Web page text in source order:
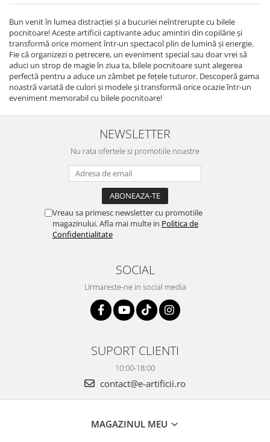
Bun venit în lumea distracției și a bucuriei neîntrerupte cu bilele
pocnitoare! Aceste artificii captivante aduc amintiri din copilărie și
transformă orice moment într-un spectacol plin de lumină și energie.
Fie că organizezi o petrecere, un eveniment special sau doar vrei să
aduci un strop de magie în ziua ta, bilele pocnitoare sunt alegerea
perfectă pentru a aduce un zâmbet pe fețele tuturor. Descoperă gama
noastră variată de culori și modele și transformă orice ocazie într-un
eveniment memorabil cu bilele pocnitoare!
NEWSLETTER
Nu rata ofertele si promotiile noastre
Vreau sa primesc newsletter cu promotiile
magazinului. Afla mai multe in Politica de
Confidentialitate
SOCIAL
Urmareste-ne in social media
SUPORT CLIENTI
10:00-18:00
contact@e-artificii.ro
MAGAZINUL MEU